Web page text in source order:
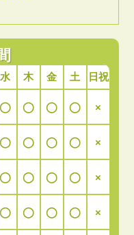
水 木 金 土 日祝
◯ ◯ ◯ ◯ ×
◯ ◯ ◯ ◯ ×
◯ ◯ ◯ ◯ ×
◯ ◯ ◯ ◯ ×